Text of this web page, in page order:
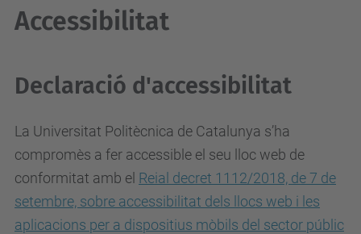
Accessibilitat
Declaració d'accessibilitat
La Universitat Politècnica de Catalunya s’ha
compromès a fer accessible el seu lloc web de
conformitat amb el Reial decret 1112/2018, de 7 de
setembre, sobre accessibilitat dels llocs web i les
aplicacions per a dispositius mòbils del sector públic